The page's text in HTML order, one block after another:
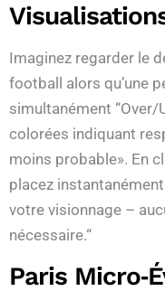
Imaginez regarder le
football alors qu’une
simultanément “Over/
colorées indiquant
moins probable​». En
placez
votre visionnage –
nécessaire.“
Paris